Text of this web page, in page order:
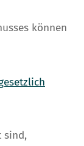
können
sind,